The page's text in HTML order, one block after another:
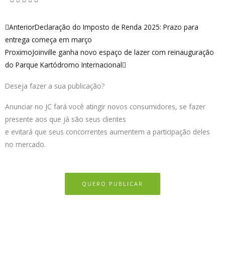
Anterior
AnteriorDeclaração do Imposto de Renda 2025: Prazo para
entrega começa em março
ProximoJoinville ganha novo espaço de lazer com reinauguração
do Parque Kartódromo Internacional
Próximo
Deseja fazer a sua publicação?
Anunciar no JC fará você atingir novos consumidores, se fazer
presente aos que já são seus clientes
e evitará que seus concorrentes aumentem a participação deles
no mercado.
QUERO PUBLICAR